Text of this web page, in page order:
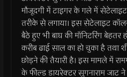
मौजूदगी में टाइगर के गले में
तरीके से लगाया। इस सेटेलाइट
बैठे हुए भी बाघ की मॉनिटरिंग
करीब ढाई साल का हो चुका है तथा
छोड़ने की तैयारी है। इस मामले में
के फील्ड डायरेक्टर सुगनाराम जाट